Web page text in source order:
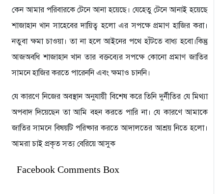
কেন আমার পরিবারকে টেনে আনা হয়েছে। যেহেতু টেনে আনাই হয়েছে
শাজাহান খান সাহেবের দায়িত্ব হলো এর সপক্ষে প্রমাণ হাজির করা।
নতুবা ক্ষমা চাওয়া। তা না হলে আইনের পথে হাঁটতে বাধ্য হবো।কিন্তু
আজঅবধি শাজাহান খান তার বক্তব্যের সপক্ষে কোনো প্রমাণ জাতির
সামনে হাজির করতে পারেননি এবং ক্ষমাও চাননি।
যে কারণে নিজের অবস্থান অনুযায়ী বিশেষ করে তিনি দুর্নীতির যে মিথ্যা
অপবাদ দিয়েছেন তা আমি বহন করতে পারি না। যে কারণে আমাকে
জাতির সামনে বিষয়টি পরিষ্কার করতে আদালতের আশ্রয় নিতে হলো।
আমরা চাই প্রকৃত সত্য বেরিয়ে আসুক
Facebook Comments Box